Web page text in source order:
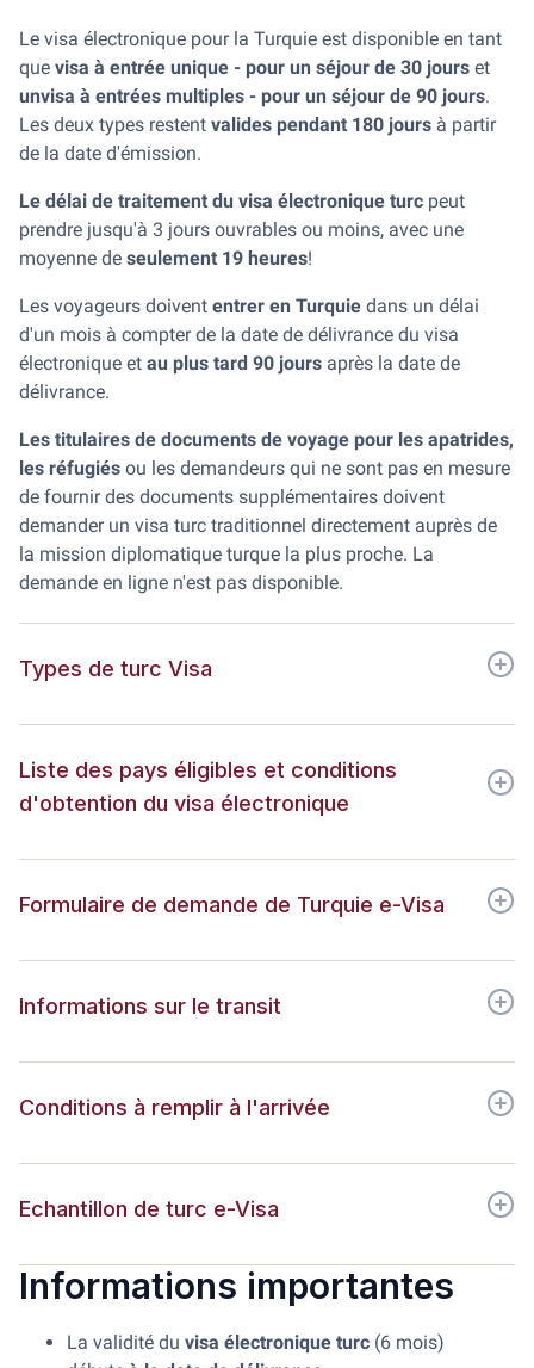
Le visa électronique pour la Turquie est disponible en tant
que visa à entrée unique - pour un séjour de 30 jours et
unvisa à entrées multiples - pour un séjour de 90 jours.
Les deux types restent valides pendant 180 jours à partir
de la date d'émission.
Le délai de traitement du visa électronique turc peut
prendre jusqu'à 3 jours ouvrables ou moins, avec une
moyenne de seulement 19 heures!
Les voyageurs doivent entrer en Turquie dans un délai
d'un mois à compter de la date de délivrance du visa
électronique et au plus tard 90 jours après la date de
délivrance.
Les titulaires de documents de voyage pour les apatrides,
les réfugiés ou les demandeurs qui ne sont pas en mesure
de fournir des documents supplémentaires doivent
demander un visa turc traditionnel directement auprès de
la mission diplomatique turque la plus proche. La
demande en ligne n'est pas disponible.
Types de turc Visa
Liste des pays éligibles et conditions
d'obtention du visa électronique
Formulaire de demande de Turquie e-Visa
Informations sur le transit
Conditions à remplir à l'arrivée
Echantillon de turc e-Visa
Informations importantes
La validité du visa électronique turc (6 mois)